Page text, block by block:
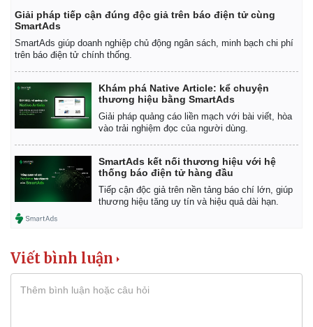
Giải pháp tiếp cận đúng độc giả trên báo điện tử cùng
SmartAds
SmartAds giúp doanh nghiệp chủ động ngân sách, minh bạch chi phí
trên báo điện tử chính thống.
Khám phá Native Article: kể chuyện
thương hiệu bằng SmartAds
Giải pháp quảng cáo liền mạch với bài viết, hòa
vào trải nghiệm đọc của người dùng.
SmartAds kết nối thương hiệu với hệ
thống báo điện tử hàng đầu
Tiếp cận độc giả trên nền tảng báo chí lớn, giúp
thương hiệu tăng uy tín và hiệu quả dài hạn.
Viết bình luận